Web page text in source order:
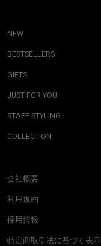
NEW
BESTSELLERS
GIFTS
JUST FOR YOU
STAFF STYLING
COLLECTION
会社概要
利用規約
採用情報
特定商取引法に基づく表示